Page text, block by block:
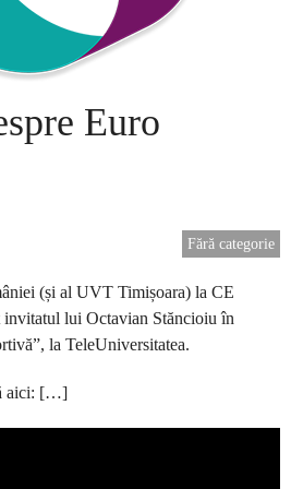
Euro
Fără categorie
(și al UVT Timișoara) la CE
lui Octavian Stăncioiu în
la TeleUniversitatea.
aici: […]